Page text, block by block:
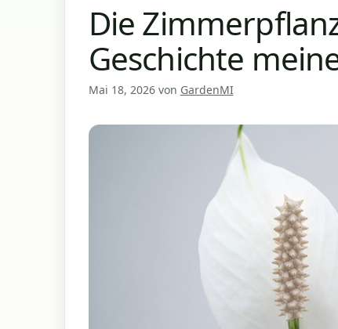
Die
Geschichte
Mai 18, 2026 von GardenMI